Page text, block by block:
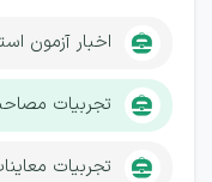
اخبار آزمون
تجربیات
تجربیات